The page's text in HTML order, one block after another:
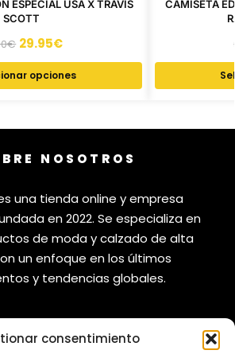
consentimiento
ESPECIAL USA X TRAVIS
SCOTT
€ 29.95€
opciones
CAMISETA
NOSOTROS
una tienda online y empresa
en 2022. Se especializa en
de moda y calzado de alta
un enfoque en los últimos
y tendencias globales.